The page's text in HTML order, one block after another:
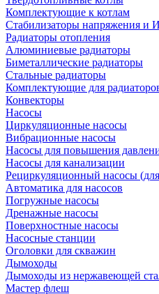
Комплектующие к котлам
Стабилизаторы напряжения и
Радиаторы отопления
Алюминиевые радиаторы
Биметаллические радиаторы
Стальные радиаторы
Комплектующие для
Конвекторы
Насосы
Циркуляционные насосы
Вибрационные насосы
Насосы для повышения
Насосы для канализации
Рециркуляционный насосы
Автоматика для насосов
Погружные насосы
Дренажные насосы
Поверхностные насосы
Насосные станции
Оголовки для скважин
Дымоходы
Дымоходы из нержавеющей
Мастер флеш